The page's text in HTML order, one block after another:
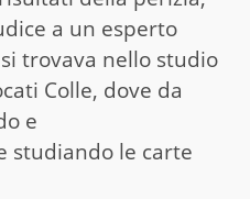
a un esperto
trovava nello studio
Colle, dove da
e
studiando le carte